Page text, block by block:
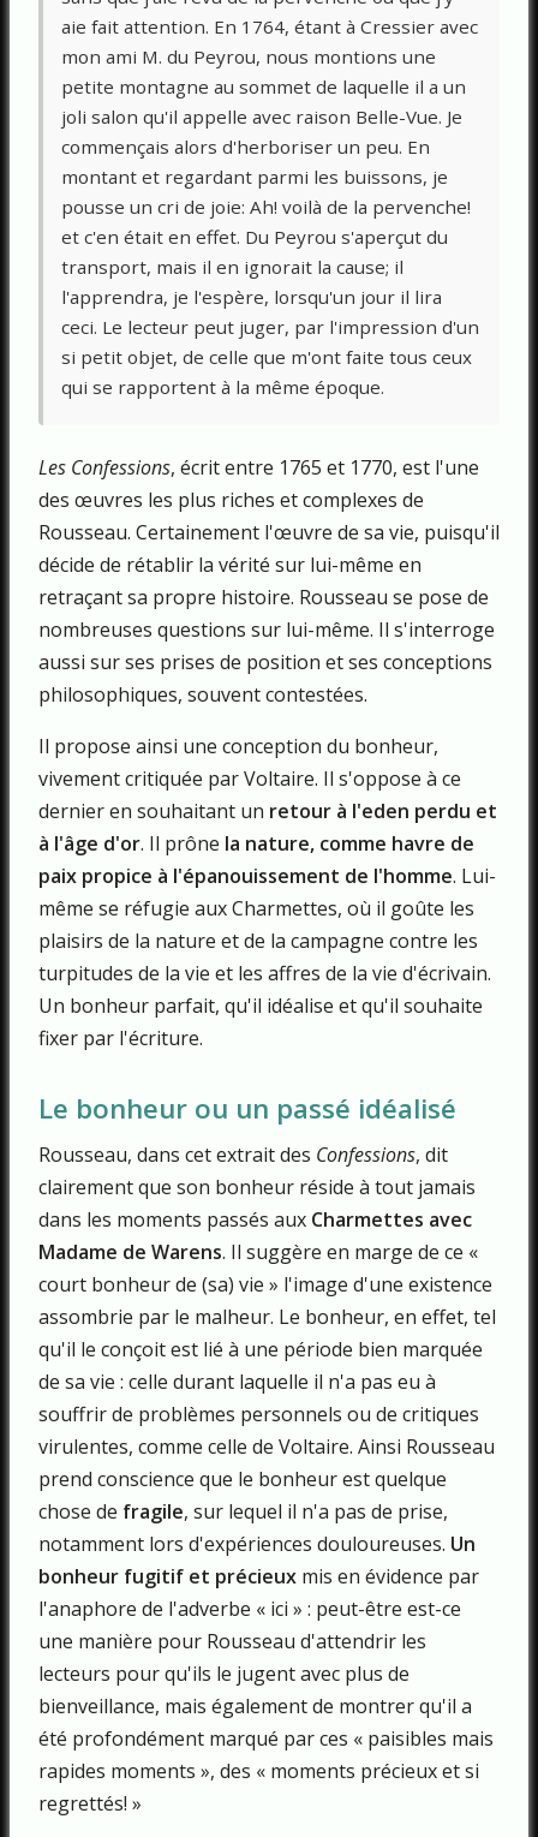
aie fait attention. En 1764, étant à Cressier avec
mon ami M. du Peyrou, nous montions une
petite montagne au sommet de laquelle il a un
joli salon qu'il appelle avec raison Belle-Vue. Je
commençais alors d'herboriser un peu. En
montant et regardant parmi les buissons, je
pousse un cri de joie: Ah! voilà de la pervenche!
et c'en était en effet. Du Peyrou s'aperçut du
transport, mais il en ignorait la cause; il
l'apprendra, je l'espère, lorsqu'un jour il lira
ceci. Le lecteur peut juger, par l'impression d'un
si petit objet, de celle que m'ont faite tous ceux
qui se rapportent à la même époque.
Les Confessions, écrit entre 1765 et 1770, est l'une
des œuvres les plus riches et complexes de
Rousseau. Certainement l'œuvre de sa vie, puisqu'il
décide de rétablir la vérité sur lui-même en
retraçant sa propre histoire. Rousseau se pose de
nombreuses questions sur lui-même. Il s'interroge
aussi sur ses prises de position et ses conceptions
philosophiques, souvent contestées.
Il propose ainsi une conception du bonheur,
vivement critiquée par Voltaire. Il s'oppose à ce
dernier en souhaitant un retour à l'eden perdu et
à l'âge d'or. Il prône la nature, comme havre de
paix propice à l'épanouissement de l'homme. Lui-
même se réfugie aux Charmettes, où il goûte les
plaisirs de la nature et de la campagne contre les
turpitudes de la vie et les affres de la vie d'écrivain.
Un bonheur parfait, qu'il idéalise et qu'il souhaite
fixer par l'écriture.
Le bonheur ou un passé idéalisé
Rousseau, dans cet extrait des Confessions, dit
clairement que son bonheur réside à tout jamais
dans les moments passés aux Charmettes avec
Madame de Warens. Il suggère en marge de ce «
court bonheur de (sa) vie » l'image d'une existence
assombrie par le malheur. Le bonheur, en effet, tel
qu'il le conçoit est lié à une période bien marquée
de sa vie : celle durant laquelle il n'a pas eu à
souffrir de problèmes personnels ou de critiques
virulentes, comme celle de Voltaire. Ainsi Rousseau
prend conscience que le bonheur est quelque
chose de fragile, sur lequel il n'a pas de prise,
notamment lors d'expériences douloureuses. Un
bonheur fugitif et précieux mis en évidence par
l'anaphore de l'adverbe « ici » : peut-être est-ce
une manière pour Rousseau d'attendrir les
lecteurs pour qu'ils le jugent avec plus de
bienveillance, mais également de montrer qu'il a
été profondément marqué par ces « paisibles mais
rapides moments », des « moments précieux et si
regrettés! »